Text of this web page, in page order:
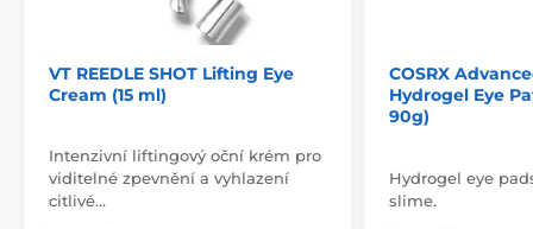
VT REEDLE SHOT Lifting Eye
Cream (15 ml)
Intenzivní liftingový oční krém pro
viditelné zpevnění a vyhlazení
citlivé…
COSRX
Hydrogel Eye
90g)
Hydrogel eye
slime.